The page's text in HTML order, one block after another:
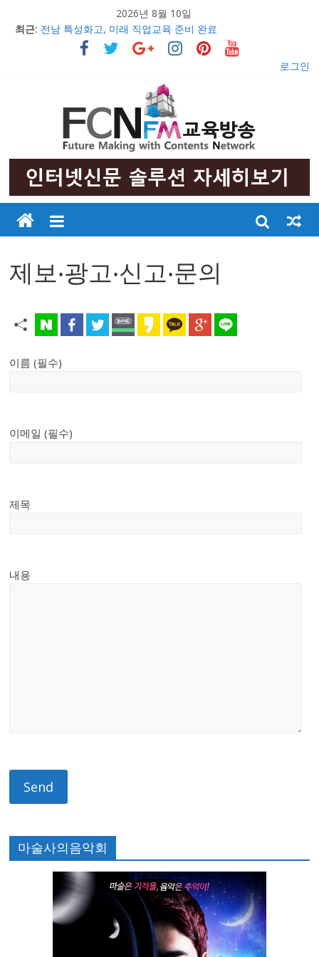
2026년 8월 10일
최근: 전남 특성화고, 미래 직업교육 준비 완료
의정부문화원, 창작무용극 ‘불멸의 영웅 안중근’ 초연 발표
충남 특성화고 학생들 취업률 해마다 증가
2017 교육감배 시·군대항 초·중 구간마라톤대회 성황리 개최
우리 아이들의 행복한 미래만들기
로그인
제보‧광고‧신고‧문의
이름 (필수)
이메일 (필수)
제목
내용
마술사의음악회